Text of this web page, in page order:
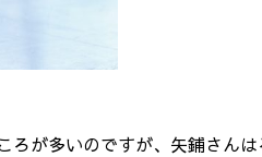
が多いのですが、矢鋪さん